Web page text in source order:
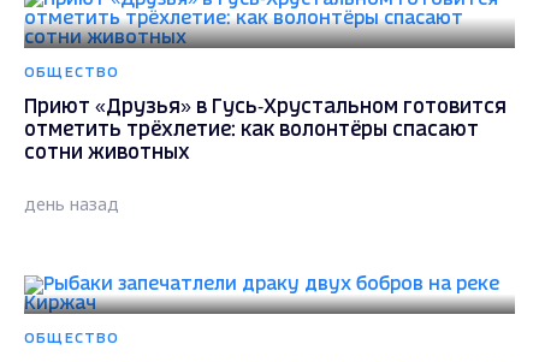
ОБЩЕСТВО
Приют «Друзья» в Гусь‑Хрустальном готовится
отметить трёхлетие: как волонтёры спасают
сотни животных
день назад
ОБЩЕСТВО